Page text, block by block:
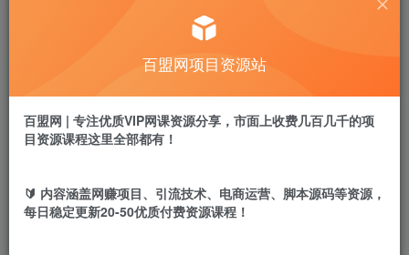
从0-1入局闲鱼币回收售卖，当天收入500+
此内容为付费阅读，请付费后查看
盟币9.9
年卡会员 免费
您当前未登录！建议登陆后购买，可保存购买订单
百盟网项目资源站
百盟网 | 专注优质VIP网课资源分享，市面上收费几百几千的项
目资源课程这里全部都有！
🔰 内容涵盖网赚项目、引流技术、电商运营、脚本源码等资源，
每日稳定更新20-50优质付费资源课程！